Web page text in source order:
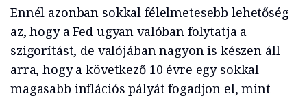
Ennél azonban sokkal félelmetesebb lehetőség
az, hogy a Fed ugyan valóban folytatja a
szigorítást, de valójában nagyon is készen áll
arra, hogy a következő 10 évre egy sokkal
magasabb inflációs pályát fogadjon el, mint